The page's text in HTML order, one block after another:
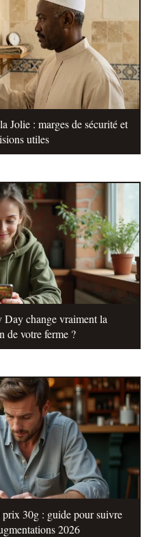
Jolie : marges de sécurité et
utiles
Day change vraiment la
de votre ferme ?
30g : guide pour suivre
2026